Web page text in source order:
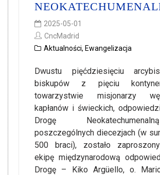
2025-05-01
CncMadrid
Aktualności, Ewangelizacja
Dwustu pięćdziesięciu
biskupów z pięciu
towarzystwie misjonarzy
kapłanów i świeckich,
Drogę
poszczególnych diecezjach (w
500 braci), zostało
ekipę międzynarodową
Drogę – Kiko Argüello, o.